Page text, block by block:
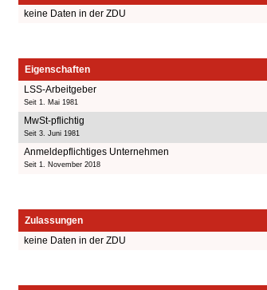
keine Daten in der ZDU
Eigenschaften
LSS-Arbeitgeber
Seit 1. Mai 1981
MwSt-pflichtig
Seit 3. Juni 1981
Anmeldepflichtiges Unternehmen
Seit 1. November 2018
Zulassungen
keine Daten in der ZDU